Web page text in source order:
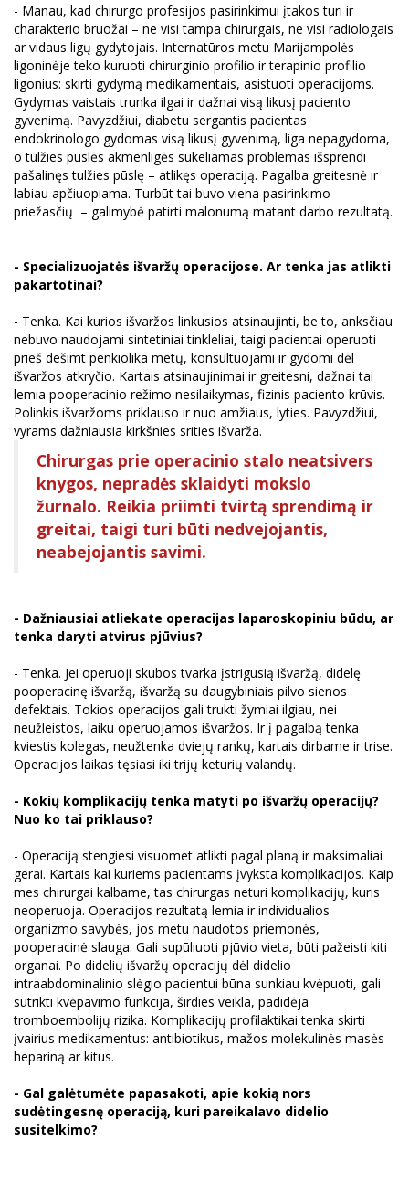
- Manau, kad chirurgo profesijos pasirinkimui įtakos turi ir
charakterio bruožai – ne visi tampa chirurgais, ne visi radiologais
ar vidaus ligų gydytojais. Internatūros metu Marijampolės
ligoninėje teko kuruoti chirurginio profilio ir terapinio profilio
ligonius: skirti gydymą medikamentais, asistuoti operacijoms.
Gydymas vaistais trunka ilgai ir dažnai visą likusį paciento
gyvenimą. Pavyzdžiui, diabetu sergantis pacientas
endokrinologo gydomas visą likusį gyvenimą, liga nepagydoma,
o tulžies pūslės akmenligės sukeliamas problemas išsprendi
pašalinęs tulžies pūslę – atlikęs operaciją. Pagalba greitesnė ir
labiau apčiuopiama. Turbūt tai buvo viena pasirinkimo
priežasčių – galimybė patirti malonumą matant darbo rezultatą.
- Specializuojatės išvaržų operacijose. Ar tenka jas atlikti
pakartotinai?
- Tenka. Kai kurios išvaržos linkusios atsinaujinti, be to, anksčiau
nebuvo naudojami sintetiniai tinkleliai, taigi pacientai operuoti
prieš dešimt penkiolika metų, konsultuojami ir gydomi dėl
išvaržos atkryčio. Kartais atsinaujinimai ir greitesni, dažnai tai
lemia pooperacinio režimo nesilaikymas, fizinis paciento krūvis.
Polinkis išvaržoms priklauso ir nuo amžiaus, lyties. Pavyzdžiui,
vyrams dažniausia kirkšnies srities išvarža.
Chirurgas prie operacinio stalo neatsivers
knygos, nepradės sklaidyti mokslo
žurnalo. Reikia priimti tvirtą sprendimą ir
greitai, taigi turi būti nedvejojantis,
neabejojantis savimi.
- Dažniausiai atliekate operacijas laparoskopiniu būdu, ar
tenka daryti atvirus pjūvius?
- Tenka. Jei operuoji skubos tvarka įstrigusią išvaržą, didelę
pooperacinę išvaržą, išvaržą su daugybiniais pilvo sienos
defektais. Tokios operacijos gali trukti žymiai ilgiau, nei
neužleistos, laiku operuojamos išvaržos. Ir į pagalbą tenka
kviestis kolegas, neužtenka dviejų rankų, kartais dirbame ir trise.
Operacijos laikas tęsiasi iki trijų keturių valandų.
- Kokių komplikacijų tenka matyti po išvaržų operacijų?
Nuo ko tai priklauso?
- Operaciją stengiesi visuomet atlikti pagal planą ir maksimaliai
gerai. Kartais kai kuriems pacientams įvyksta komplikacijos. Kaip
mes chirurgai kalbame, tas chirurgas neturi komplikacijų, kuris
neoperuoja. Operacijos rezultatą lemia ir individualios
organizmo savybės, jos metu naudotos priemonės,
pooperacinė slauga. Gali supūliuoti pjūvio vieta, būti pažeisti kiti
organai. Po didelių išvaržų operacijų dėl didelio
intraabdominalinio slėgio pacientui būna sunkiau kvėpuoti, gali
sutrikti kvėpavimo funkcija, širdies veikla, padidėja
tromboembolijų rizika. Komplikacijų profilaktikai tenka skirti
įvairius medikamentus: antibiotikus, mažos molekulinės masės
hepariną ar kitus.
- Gal galėtumėte papasakoti, apie kokią nors
sudėtingesnę operaciją, kuri pareikalavo didelio
susitelkimo?